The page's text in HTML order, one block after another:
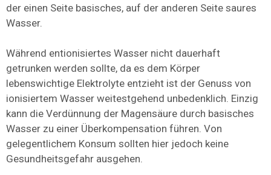
der einen Seite basisches, auf der anderen Seite saures
Wasser.
Während entionisiertes Wasser nicht dauerhaft
getrunken werden sollte, da es dem Körper
lebenswichtige Elektrolyte entzieht ist der Genuss von
ionisiertem Wasser weitestgehend unbedenklich. Einzig
kann die Verdünnung der Magensäure durch basisches
Wasser zu einer Überkompensation führen. Von
gelegentlichem Konsum sollten hier jedoch keine
Gesundheitsgefahr ausgehen.